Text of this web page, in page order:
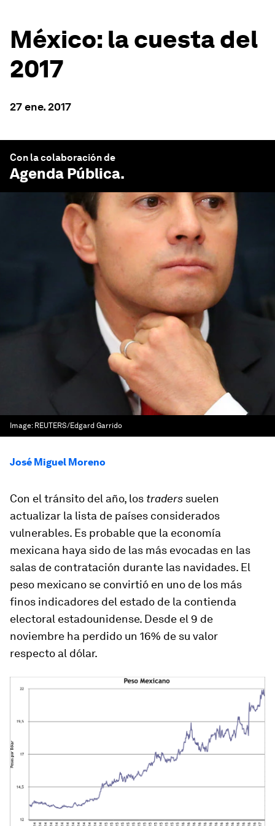
México: la cuesta del
2017
27 ene. 2017
Con la colaboración de
Agenda Pública.
Image: REUTERS/Edgard Garrido
José Miguel Moreno
Con el tránsito del año, los traders suelen
actualizar la lista de países considerados
vulnerables. Es probable que la economía
mexicana haya sido de las más evocadas en las
salas de contratación durante las navidades. El
peso mexicano se convirtió en uno de los más
finos indicadores del estado de la contienda
electoral estadounidense. Desde el 9 de
noviembre ha perdido un 16% de su valor
respecto al dólar.